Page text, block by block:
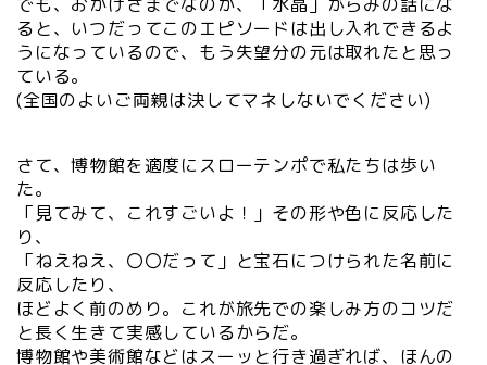
ると、いつだってこのエピソードは出し入れできるよ
うになっているので、もう失望分の元は取れたと思っ
ている。
(全国のよいご両親は決してマネしないでください)
さて、博物館を適度にスローテンポで私たちは歩い
た。
「見てみて、これすごいよ！」その形や色に反応した
り、
「ねえねえ、〇〇だって」と宝石につけられた名前に
反応したり、
ほどよく前のめり。これが旅先での楽しみ方のコツだ
と長く生きて実感しているからだ。
博物館や美術館などはスーッと行き過ぎれば、ほんの